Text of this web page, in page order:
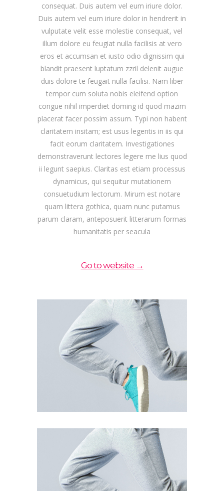
consequat. Duis autem vel eum iriure dolor.
Duis autem vel eum iriure dolor in hendrerit in
vulputate velit esse molestie consequat, vel
illum dolore eu feugiat nulla facilisis at vero
eros et accumsan et iusto odio dignissim qui
blandit praesent luptatum zzril delenit augue
duis dolore te feugait nulla facilisi. Nam liber
tempor cum soluta nobis eleifend option
congue nihil imperdiet doming id quod mazim
placerat facer possim assum. Typi non habent
claritatem insitam; est usus legentis in iis qui
facit eorum claritatem. Investigationes
demonstraverunt lectores legere me lius quod
ii legunt saepius. Claritas est etiam processus
dynamicus, qui sequitur mutationem
consuetudium lectorum. Mirum est notare
quam littera gothica, quam nunc putamus
parum claram, anteposuerit litterarum formas
humanitatis per seacula
Go to website →